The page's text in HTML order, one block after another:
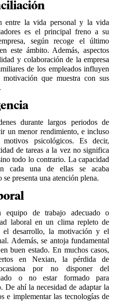
entre la vida personal y la vida
es el principal freno a su
según recoge el último
este ámbito. Además, aspectos
y colaboración de la empresa
de los empleados influyen
motivación que muestra con sus
durante largos periodos de
un menor rendimiento, e incluso
psicológicos. Es decir,
de tareas a la vez no significa
todo lo contrario. La capacidad
cada una de ellas se acaba
presenta una atención plena.
de trabajo adecuado o
laboral en un clima repleto de
el desarrollo, la motivación y el
Además, se antoja fundamental
buen estado. En muchos casos,
en Nexian, la pérdida de
por no disponer del
o no estar formado para
De ahí la necesidad de adaptar la
e implementar las tecnologías de